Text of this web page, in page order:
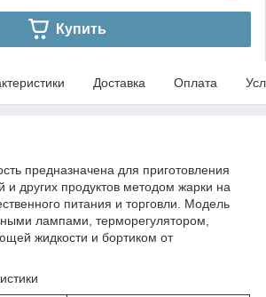
Купить
Доставка Оплата
предназначена для приготовления
других продуктов методом жарки на
питания и торговли. Модель
лампами, терморегулятором,
жидкости и бортиком от